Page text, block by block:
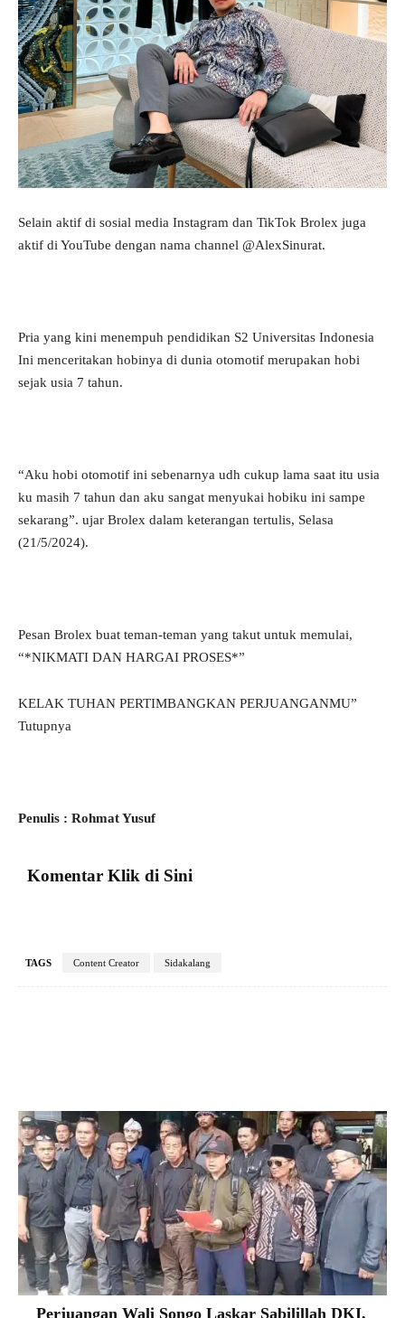
Selain aktif di sosial media Instagram dan TikTok Brolex juga
aktif di YouTube dengan nama channel @AlexSinurat.
Pria yang kini menempuh pendidikan S2 Universitas Indonesia
Ini menceritakan hobinya di dunia otomotif merupakan hobi
sejak usia 7 tahun.
“Aku hobi otomotif ini sebenarnya udh cukup lama saat itu usia
ku masih 7 tahun dan aku sangat menyukai hobiku ini sampe
sekarang”. ujar Brolex dalam keterangan tertulis, Selasa
(21/5/2024).
Pesan Brolex buat teman-teman yang takut untuk memulai,
“*NIKMATI DAN HARGAI PROSES*”
KELAK TUHAN PERTIMBANGKAN PERJUANGANMU”
Tutupnya
Penulis : Rohmat Yusuf
Komentar Klik di Sini
TAGS Content Creator Sidakalang
Perjuangan Wali Songo Laskar Sabilillah DKI,